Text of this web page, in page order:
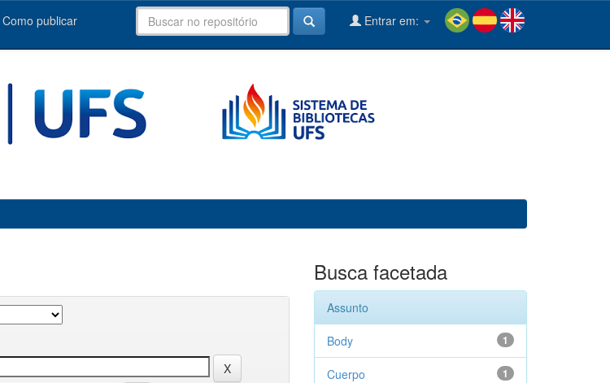
Como publicar Entrar em:
Busca facetada
Assunto
1
Body
1
Cuerpo